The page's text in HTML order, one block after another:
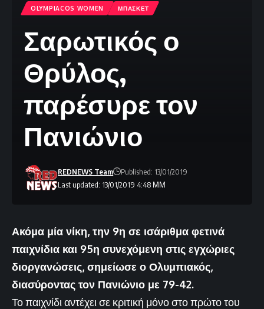
OLYMPIACOS WOMEN ΜΠΑΣΚΕΤ
Σαρωτικός ο
Θρύλος,
παρέσυρε τον
Πανιώνιο
Last updated: 13/01/2019 4:48 ΜΜ
REDNEWS Team Published: 13/01/2019
Ακόμα μία νίκη, την 9η σε ισάριθμα φετινά
παιχνίδια και 95η συνεχόμενη στις εγχώριες
διοργανώσεις, σημείωσε ο Ολυμπιακός,
διασύροντας τον Πανιώνιο με 79-42.
Το παιχνίδι αντέχει σε κριτική μόνο στο πρώτο του